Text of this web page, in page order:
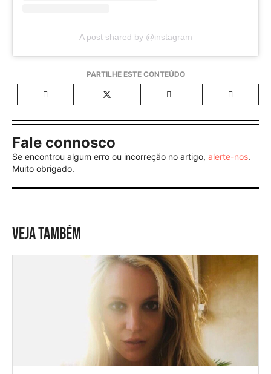
A post shared by @instagram
Fale connosco
Se encontrou algum erro ou incorreção no artigo, alerte-nos.
Muito obrigado.
VEJA TAMBÉM